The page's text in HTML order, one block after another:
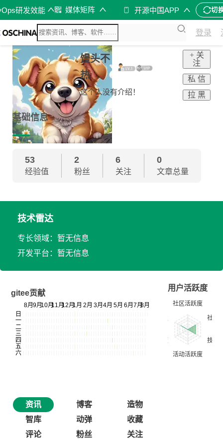
研发效能 媒体矩阵 开源中国APP 切
登录
馒头不
热
这个人没有介绍！
+ 关
注
私 信
拉 黑
基础信息
53
经验值
2
粉丝
6
关注
0
文章总量
技术雷达
专长领域：暂无信息
开发平台：暂无信息
gitee贡献
用户活跃度
资讯 博客
造物
智库
动弹
收藏
评论
粉丝 关注